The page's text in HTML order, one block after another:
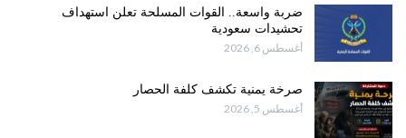
ضربة واسعة.. القوات المسلحة تعلن استهداف
تحشيدات سعودية
أغسطس 6, 2026
صرخة يمنية تكشف كلفة الحصار
أغسطس 5, 2026